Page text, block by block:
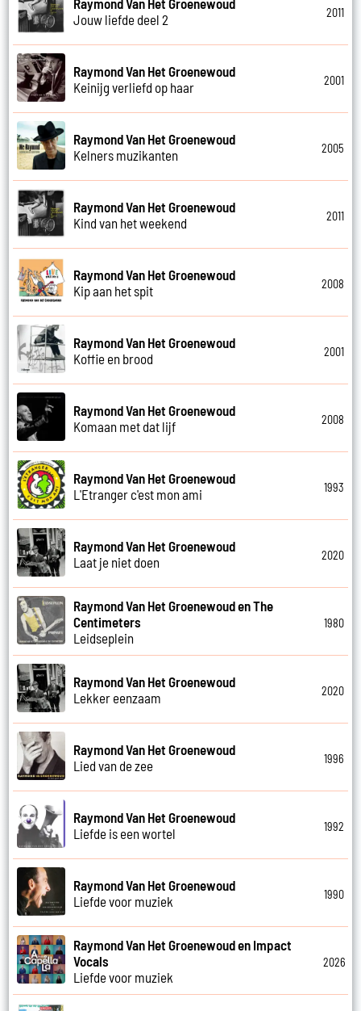
Jouw liefde deel 2
2011
Raymond Van Het Groenewoud
Keinijg verliefd op haar
2001
Raymond Van Het Groenewoud
Kelners muzikanten
2005
Raymond Van Het Groenewoud
Kind van het weekend
2011
Raymond Van Het Groenewoud
Kip aan het spit
2008
Raymond Van Het Groenewoud
Koffie en brood
2001
Raymond Van Het Groenewoud
Komaan met dat lijf
2008
Raymond Van Het Groenewoud
L'Etranger c'est mon ami
1993
Raymond Van Het Groenewoud
Laat je niet doen
2020
Raymond Van Het Groenewoud en The
Centimeters
Leidseplein
1980
Raymond Van Het Groenewoud
Lekker eenzaam
2020
Raymond Van Het Groenewoud
Lied van de zee
1996
Raymond Van Het Groenewoud
Liefde is een wortel
1992
Raymond Van Het Groenewoud
Liefde voor muziek
1990
Raymond Van Het Groenewoud en Impact
Vocals
Liefde voor muziek
2026